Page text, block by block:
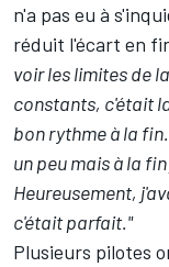
n'a pas eu à
réduit l'écart en
voir les limites de
constants, c'était
bon rythme à la
un peu mais à la
Heureusement,
c'était parfait."
Plusieurs pilotes